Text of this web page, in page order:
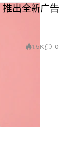
出全新广告
1.5K 0